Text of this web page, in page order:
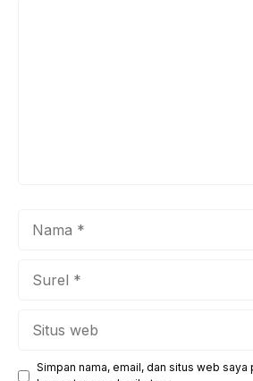
Simpan nama, email, dan situs web saya